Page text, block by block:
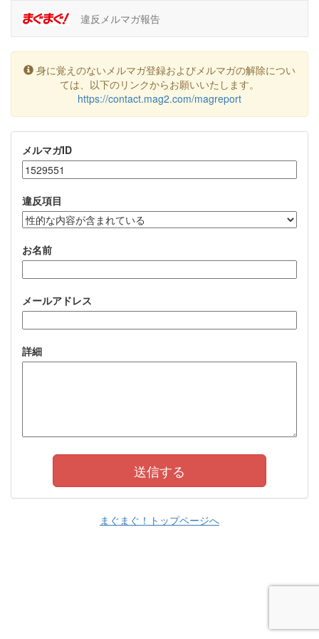
違反メルマガ報告
身に覚えのないメルマガ登録およびメルマガの解除につい
ては、以下のリンクからお願いいたします。
https://contact.mag2.com/magreport
メルマガID
違反項目
お名前
メールアドレス
詳細
まぐまぐ！トップページへ